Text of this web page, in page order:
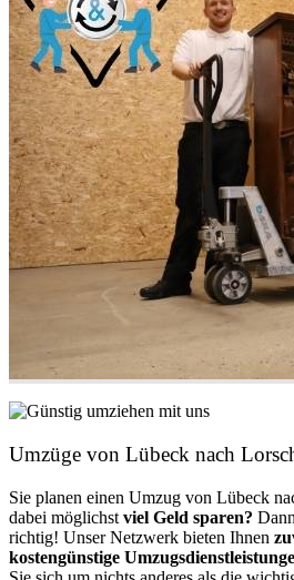
Umzüge von Lübeck nach
Sie planen einen Umzug von Lübeck
dabei möglichst viel Geld sparen?
richtig! Unser Netzwerk bieten Ihnen
kostengünstige